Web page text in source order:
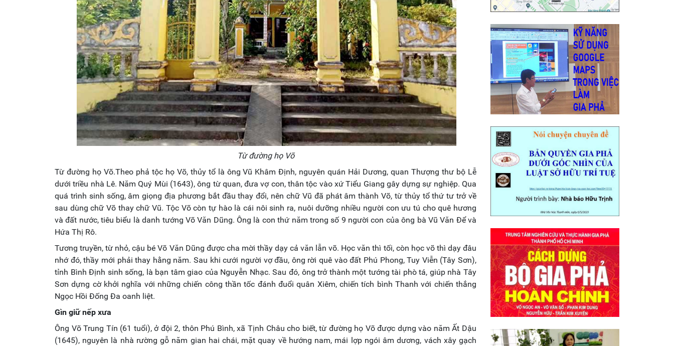
Từ đường họ Võ
Từ đường họ Võ.Theo phả tộc họ Võ, thủy tổ là ông Vũ Khâm Định, nguyên quán Hải Dương, quan Thượng thư bộ Lễ
dưới triều nhà Lê. Năm Quý Mùi (1643), ông từ quan, đưa vợ con, thân tộc vào xứ Tiểu Giang gây dựng sự nghiệp. Qua
quá trình sinh sống, âm giọng địa phương bắt đầu thay đổi, nên chữ Vũ đã phát âm thành Võ, từ thủy tổ thứ tư trở về
sau dùng chữ Võ thay chữ Vũ. Tộc Võ còn tự hào là cái nôi sinh ra, nuôi dưỡng nhiều người con ưu tú cho quê hương
và đất nước, tiêu biểu là danh tướng Võ Văn Dũng. Ông là con thứ năm trong số 9 người con của ông bà Vũ Văn Để và
Hứa Thị Rô.
Tương truyền, từ nhỏ, cậu bé Võ Văn Dũng được cha mời thầy dạy cả văn lẫn võ. Học văn thì tối, còn học võ thì dạy đâu
nhớ đó, thầy mới phải thay hằng năm. Sau khi cưới người vợ đầu, ông rời quê vào đất Phú Phong, Tuy Viễn (Tây Sơn),
tỉnh Bình Định sinh sống, là bạn tâm giao của Nguyễn Nhạc. Sau đó, ông trở thành một tướng tài phò tá, giúp nhà Tây
Sơn dựng cờ khởi nghĩa với những chiến công thần tốc đánh đuổi quân Xiêm, chiến tích bình Thanh với chiến thắng
Ngọc Hồi Đống Đa oanh liệt.
Gìn giữ nếp xưa
Ông Võ Trung Tín (61 tuổi), ở đội 2, thôn Phú Bình, xã Tịnh Châu cho biết, từ đường họ Võ được dựng vào năm Ất Dậu
(1645), nguyên là nhà rường gỗ năm gian hai chái, mặt quay về hướng nam, mái lợp ngói âm dương, vách xây gạch